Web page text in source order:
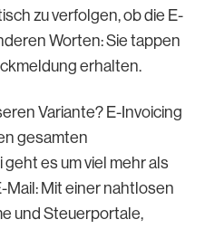
zu verfolgen, ob die E-
Worten: Sie tappen
erhalten.
Variante? E-Invoicing
gesamten
es um viel mehr als
Mail: Mit einer nahtlosen
und Steuerportale,